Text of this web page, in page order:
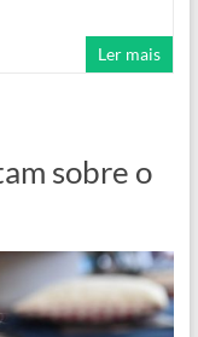
Ler mais
sobre o